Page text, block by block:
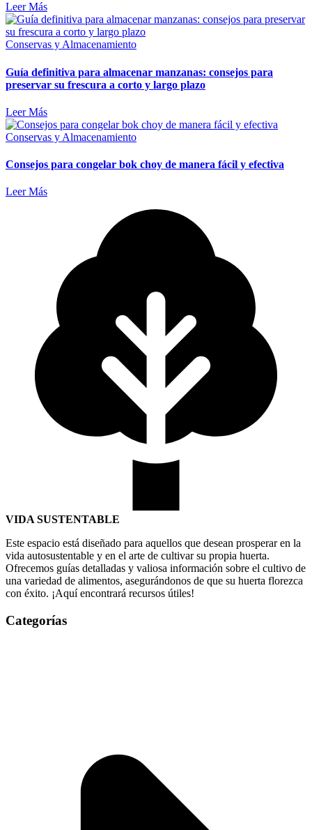
Leer Más
Conservas y Almacenamiento
Guía definitiva para almacenar manzanas: consejos para
preservar su frescura a corto y largo plazo
Leer Más
Conservas y Almacenamiento
Consejos para congelar bok choy de manera fácil y efectiva
Leer Más
VIDA SUSTENTABLE
Este espacio está diseñado para aquellos que desean prosperar en la
vida autosustentable y en el arte de cultivar su propia huerta.
Ofrecemos guías detalladas y valiosa información sobre el cultivo de
una variedad de alimentos, asegurándonos de que su huerta florezca
con éxito. ¡Aquí encontrará recursos útiles!
Categorías